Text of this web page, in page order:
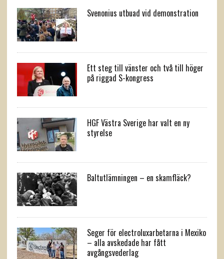
Svenonius utbuad vid demonstration
Ett steg till vänster och två till höger
på riggad S-kongress
HGF Västra Sverige har valt en ny
styrelse
Baltutlämningen – en skamfläck?
Seger för electroluxarbetarna i Mexiko
– alla avskedade har fått
avgångsvederlag